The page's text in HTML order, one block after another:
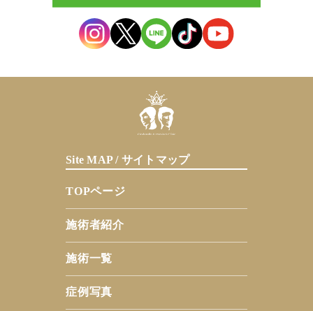
Site MAP / サイトマップ
TOPページ
施術者紹介
施術一覧
症例写真